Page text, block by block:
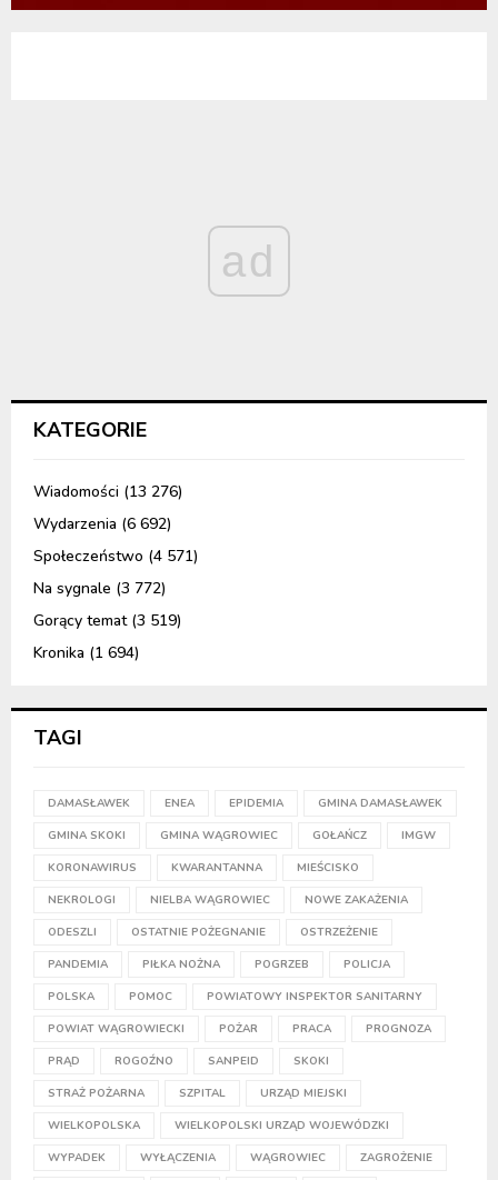
ad
KATEGORIE
Wiadomości (13 276)
Wydarzenia (6 692)
Społeczeństwo (4 571)
Na sygnale (3 772)
Gorący temat(3 519)
Kronika (1 694)
TAGI
DAMASŁAWEK ENEA EPIDEMIA GMINA DAMASŁAWEK
GMINA SKOKI GMINA WĄGROWIEC GOŁAŃCZ IMGW
KORONAWIRUS KWARANTANNA MIEŚCISKO
NEKROLOGI NIELBA WĄGROWIEC NOWE ZAKAŻENIA
ODESZLI OSTATNIE POŻEGNANIE OSTRZEŻENIE
PANDEMIA PIŁKA NOŻNA POGRZEB POLICJA
POLSKA POMOC POWIATOWY INSPEKTOR SANITARNY
POWIAT WĄGROWIECKI POŻAR PRACA PROGNOZA
PRĄD ROGOŹNO SANPEID SKOKI
STRAŻ POŻARNA SZPITAL URZĄD MIEJSKI
WIELKOPOLSKA WIELKOPOLSKI URZĄD WOJEWÓDZKI
WYPADEK WYŁĄCZENIA WĄGROWIEC ZAGROŻENIE